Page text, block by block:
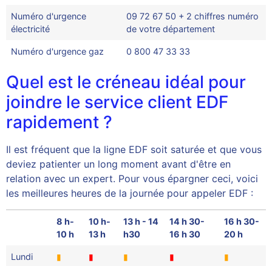
Numéro d'urgence
électricité
09 72 67 50 + 2 chiffres numéro
de votre département
Numéro d'urgence gaz 0 800 47 33 33
Quel est le créneau idéal pour
joindre le service client EDF
rapidement ?
Il est fréquent que la ligne EDF soit saturée et que vous
deviez patienter un long moment avant d'être en
relation avec un expert. Pour vous épargner ceci, voici
les meilleures heures de la journée pour appeler EDF :
8 h-
10 h
10 h-
13 h
13 h - 14
h30
14 h 30-
16 h 30
16 h 30-
20 h
Lundi ▮ ▮ ▮ ▮ ▮